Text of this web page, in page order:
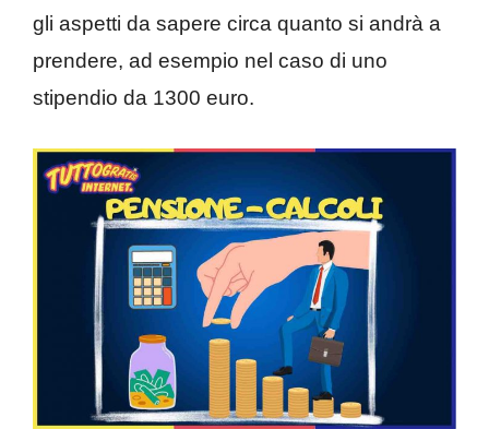
gli aspetti da sapere circa quanto si andrà a
prendere, ad esempio nel caso di uno
stipendio da 1300 euro.